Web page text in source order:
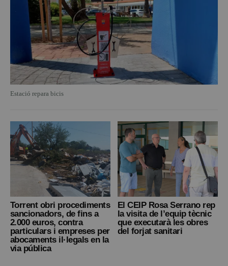
Estació repara bicis
Torrent obri procediments
sancionadors, de fins a
2.000 euros, contra
particulars i empreses per
abocaments il·legals en la
via pública
El CEIP Rosa Serrano rep
la visita de l’equip tècnic
que executarà les obres
del forjat sanitari